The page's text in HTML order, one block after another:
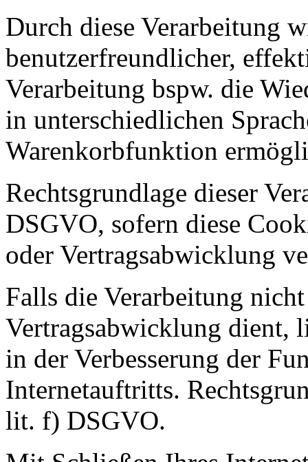
Durch diese Verarbeitung
benutzerfreundlicher,
Verarbeitung bspw. die
in unterschiedlichen
Warenkorbfunktion
Rechtsgrundlage dieser
DSGVO, sofern diese
oder Vertragsabwicklung
Falls die Verarbeitung
Vertragsabwicklung dient,
in der Verbesserung der
Internetauftritts.
lit. f) DSGVO.